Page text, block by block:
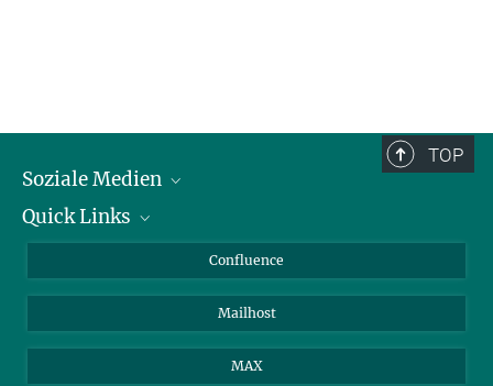
TOP
Soziale Medien
LinkedIn
Quick Links
Über Tiere in der ForschungConfluence
Mailhost
MAX